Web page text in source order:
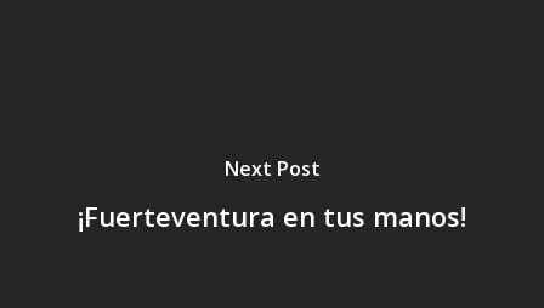
Next Post
¡Fuerteventura en tus manos!